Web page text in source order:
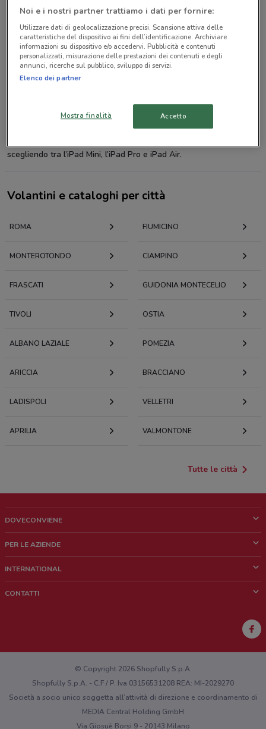
Uno dei prodotti Apple più conosciuti è l’iPad, perfetto per chi è
sempre in viaggio e ha bisogno di un prodotto più leggero e
pratico di un notebook. L’iPad può essere anche utilizzato come e-
reader, quindi per leggere libri e quotidiani, ma è ottimo anche per
guardare film, ascoltare musica e navigare su internet. Rispetto a
design, funzionalità e per la vasta gamma di accessori disponibili
tra cui l’Apple Pencil, lo Smart Folio e la Magic Keyboard. Non farti
scegliendo tra l’iPad Mini, l’iPad Pro e iPad Air.
Volantini e cataloghi per città
ROMA FIUMICINO
MONTEROTONDO CIAMPINO
FRASCATI GUIDONIA MONTECELIO
TIVOLI OSTIA
ALBANO LAZIALE POMEZIA
ARICCIA BRACCIANO
LADISPOLI VELLETRI
APRILIA VALMONTONE
Tutte le città
DOVECONVIENE
Chi siamo
Lavora con noi
PER LE AZIENDE
Richieste commerciali e marketing
INTERNATIONAL
CONTATTI
Hai un malfunzionamento sul web o sull'app?
© Copyright 2026 Shopfully S.p.A.
Shopfully S.p.A. - C.F / P. Iva 03156531208 REA: MI-2029270
Società a socio unico soggetta all’attività di direzione e coordinamento di
MEDIA Central Holding GmbH
Via Giosuè Borsi 9 - 20143 Milano
Noi e i nostri partner trattiamo i dati per fornire:
Utilizzare dati di geolocalizzazione precisi. Scansione attiva delle
caratteristiche del dispositivo ai fini dell’identificazione. Archiviare
informazioni su dispositivo e/o accedervi. Pubblicità e contenuti
personalizzati, misurazione delle prestazioni dei contenuti e degli
annunci, ricerche sul pubblico, sviluppo di servizi.
Elenco dei partner
Mostra finalità Accetto